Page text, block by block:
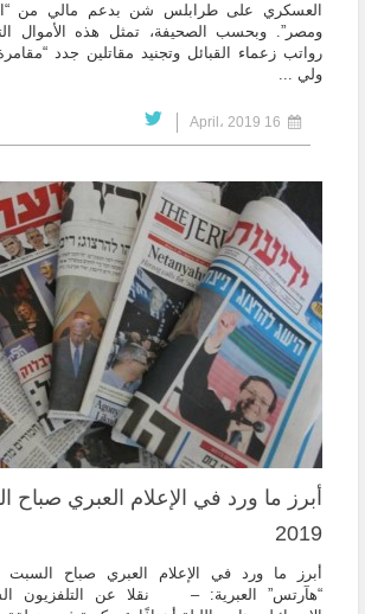
العسكري على طرابلس شن بدعم مالي من
ومصر”. وبحسب الصحيفة، تمثل هذه الأموال
رواتب زعماء القبائل وتجنيد مقاتلين جدد
ولي ...
2019
“هآرتس” العبرية: – نقلا عن التلفزيون